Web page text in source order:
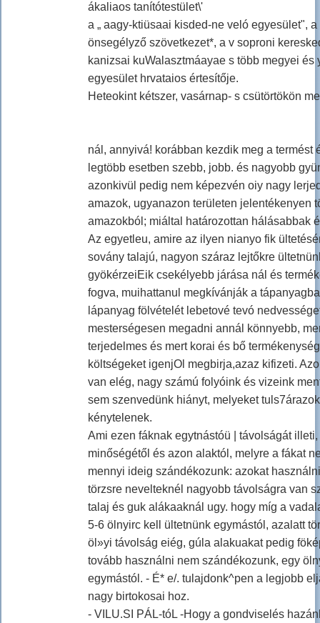
ákaliaos tanítótestület\'
a „ aagy-ktiüsaai kisded-ne veló egyesület",
önsegélyző szövetkezet*, a v soproni
kanizsai kuWalasztmáayae s több megyei és
egyesület hrvataios értesítője.
Heteokint kétszer, vasárnap- s csütörtökön
nál, annyivá! korábban kezdik meg a termést
legtöbb esetben szebb, jobb. és nagyobb
azonkivül pedig nem képezvén oiy nagy
amazok, ugyanazon területen jelentékenyen
amazokból; miáltal határozottan hálásabbak
Az egyetleu, amire az ilyen nianyo fik
sovány talajú, nagyon száraz lejtőkre
gyökérzeiEik csekélyebb járása nál és
fogva, muihattanul megkívánják a
lápanyag fölvételét lebetové tevó
mesterségesen megadni annál könnyebb,
terjedelmes és mert korai és bő
költségeket igenjOl megbirja,azaz kifizeti.
van elég, nagy számú folyóink és vizeink
sem szenvedünk hiányt, melyeket
kénytelenek.
Ami ezen fáknak egytnástóü | távolságát
minőségétől és azon alaktól, melyre a fákat
mennyi ideig szándékozunk: azokat
törzsre nevelteknél nagyobb távolságra van
talaj és guk alákaaknál ugy. hogy míg a
5-6 ölnyirc kell ültetnünk egymástól, azalatt
öl»yi távolság eiég, gúla alakuakat pedig
tovább használni nem szándékozunk, egy
egymástól. - É* e/. tulajdonk^pen a legjobb
nagy birtokosai hoz.
- VILU.SI PÁL-tóL -Hogy a gondviselés